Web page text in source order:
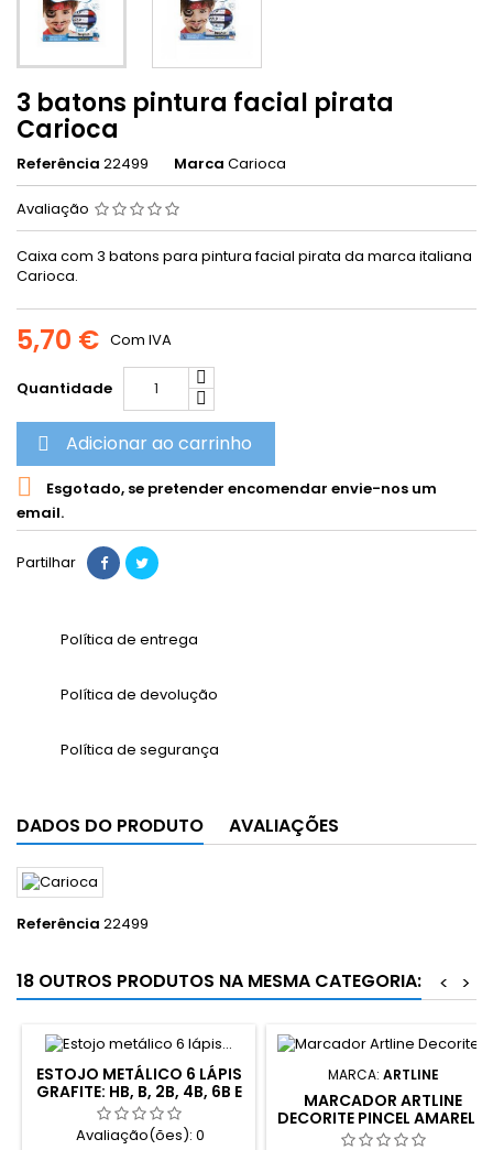
3 batons pintura facial pirata
Carioca
Referência 22499 Marca Carioca
Avaliação
Caixa com 3 batons para pintura facial pirata da marca italiana
Carioca.
5,70 € Com IVA
Quantidade
 Adicionar ao carrinho

Esgotado, se pretender encomendar envie-nos um
email.
Partilhar
Política de entrega
Política de devolução
Política de segurança
DADOS DO PRODUTO AVALIAÇÕES
Referência 22499
18 OUTROS PRODUTOS NA MESMA CATEGORIA: >
<
ESTOJO METÁLICO 6 LÁPIS
GRAFITE: HB, B, 2B, 4B, 6B E
8B
Avaliação(ões): 0
MARCA: ARTLINE
MARCADOR ARTLINE
DECORITE PINCEL AMARELO